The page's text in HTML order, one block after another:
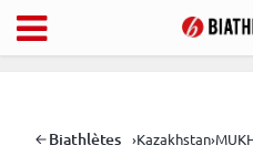
Biathlètes ›Kazakhstan›